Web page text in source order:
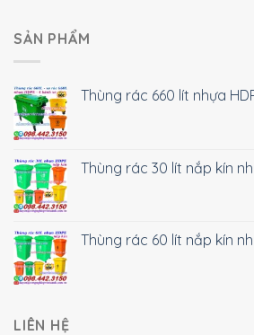
SẢN PHẨM
Thùng rác 660 lít nhựa
Thùng rác 30 lít nắp kín
Thùng rác 60 lít nắp kín
LIÊN HỆ